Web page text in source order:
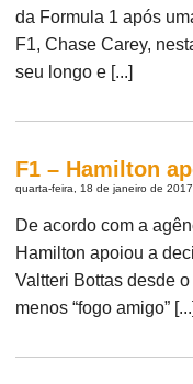
da Formula 1 após
F1, Chase Carey,
seu longo e [...]
F1 – Hamilton
quarta-feira, 18 de janeiro de
De acordo com a
Hamilton apoiou a
Valtteri Bottas desde
menos “fogo amigo” [...]